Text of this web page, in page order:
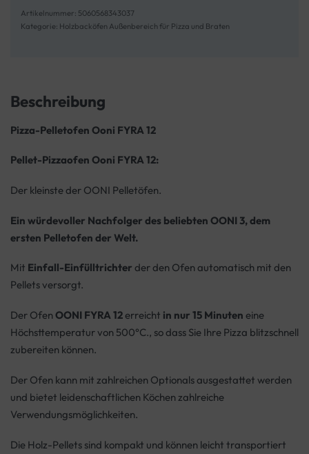
5060568343037
Kategorie: Holzbacköfen Außenbereich für Pizza und Braten
Beschreibung
Pizza-Pelletofen Ooni FYRA 12
Pellet-Pizzaofen Ooni FYRA 12:
Der kleinste der OONI Pelletöfen.
Ein würdevoller Nachfolger des beliebten OONI 3, dem
ersten Pelletofen der Welt.
Mit Einfall-Einfülltrichter der den Ofen automatisch mit den
Pellets versorgt.
Der Ofen OONI FYRA 12erreicht in nur 15 Minuten eine
Höchsttemperatur von 500°C., so dass Sie Ihre Pizza blitzschnell
zubereiten können.
Der Ofen kann mit zahlreichen Optionals ausgestattet werden
und bietet leidenschaftlichen Köchen zahlreiche
Verwendungsmöglichkeiten.
Die Holz-Pellets sind kompakt und können leicht transportiert